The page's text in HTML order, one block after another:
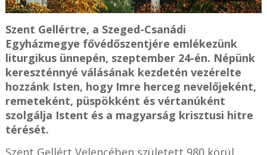
Szent Gellértre, a Szeged-Csanádi
Egyházmegye fővédőszentjére emlékezünk
liturgikus ünnepén, szeptember 24-én. Népünk
kereszténnyé válásának kezdetén vezérelte
hozzánk Isten, hogy Imre herceg nevelőjeként,
remeteként, püspökként és vértanúként
szolgálja Istent és a magyarság krisztusi hitre
térését.
Szent Gellért Velencében született 980 körül.